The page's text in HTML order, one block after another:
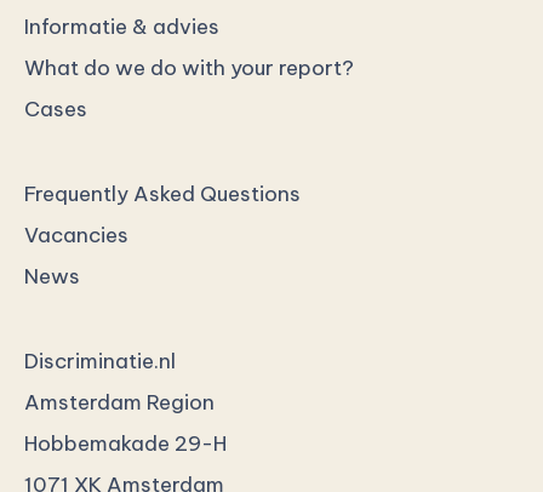
Informatie & advies
What do we do with your report?
Cases
Frequently Asked Questions
Vacancies
News
Discriminatie.nl
Amsterdam Region
Hobbemakade 29-H
1071 XK Amsterdam